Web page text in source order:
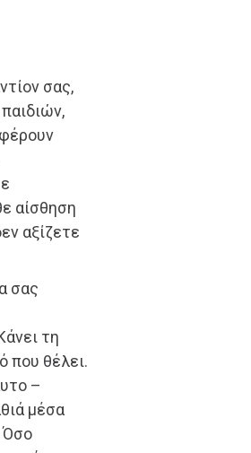
σας,
αίσθηση
αξίζετε
σας
τη
που θέλει.
–
μέσα
Όσο